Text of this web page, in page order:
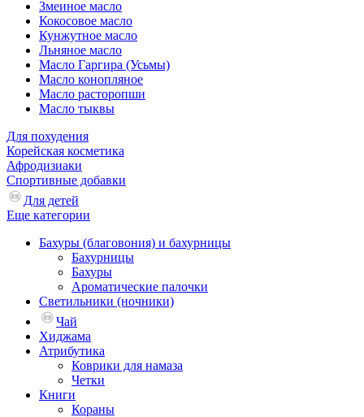
Змеиное масло
Кокосовое масло
Кунжутное масло
Льняное масло
Масло Гаргира (Усьмы)
Масло конопляное
Масло расторопши
Масло тыквы
Для похудения
Корейская косметика
Афродизиаки
Спортивные добавки
Для детей
Еще категории
Бахуры (благовония) и бахурницы
Бахурницы
Бахуры
Ароматические палочки
Светильники (ночники)
Чай
Хиджама
Атрибутика
Коврики для намаза
Четки
Книги
Кораны